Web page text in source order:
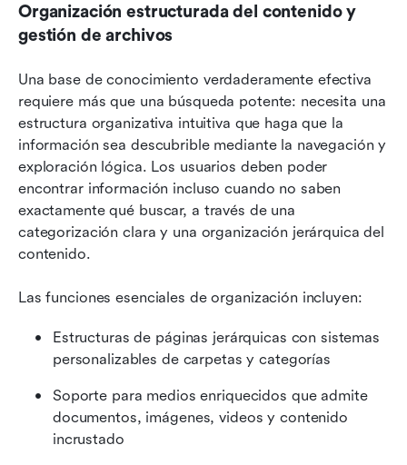
Organización estructurada del contenido y
gestión de archivos
Una base de conocimiento verdaderamente efectiva
requiere más que una búsqueda potente: necesita una
estructura organizativa intuitiva que haga que la
información sea descubrible mediante la navegación y
exploración lógica. Los usuarios deben poder
encontrar información incluso cuando no saben
exactamente qué buscar, a través de una
categorización clara y una organización jerárquica del
contenido.
Las funciones esenciales de organización incluyen:
Estructuras de páginas jerárquicas con sistemas
personalizables de carpetas y categorías
Soporte para medios enriquecidos que admite
documentos, imágenes, videos y contenido
incrustado